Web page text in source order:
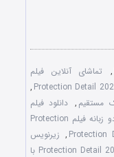
,
تماشای آنلاین فیلم
,
, دانلود فیلم
دوبله دو زبانه فیلم Protection
, زیرنویس
فیلم Protection Detail 2022 با